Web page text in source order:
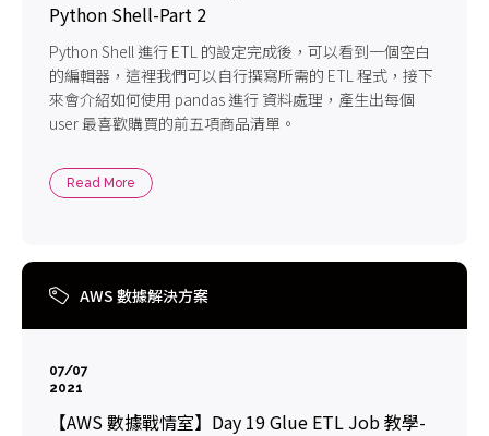
Python Shell-Part 2
Python Shell 進行 ETL 的設定完成後，可以看到一個空白
的編輯器，這裡我們可以自行撰寫所需的 ETL 程式，接下
來會介紹如何使用 pandas 進行 資料處理，產生出每個
user 最喜歡購買的前五項商品清單。
Read More
AWS 數據解決方案
07/07
2021
【AWS 數據戰情室】Day 19 Glue ETL Job 教學-